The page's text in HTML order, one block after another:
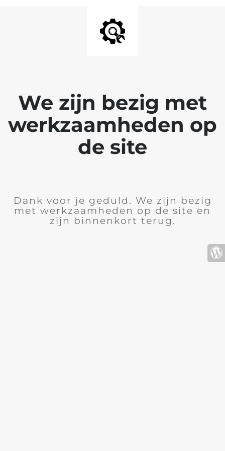
We zijn bezig met
werkzaamheden op
de site
Dank voor je geduld. We zijn bezig
met werkzaamheden op de site en
zijn binnenkort terug.